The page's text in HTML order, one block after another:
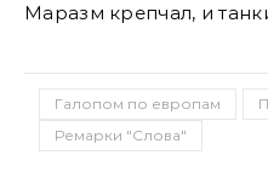
Маразм крепчал, и
Галопом по европам
Ремарки "Слова"